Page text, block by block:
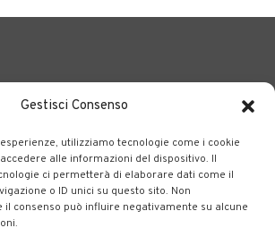
Gestisci Consenso
utilizziamo tecnologie come i cookie
alle informazioni del dispositivo. Il
ci permetterà di elaborare dati come il
o ID unici su questo sito. Non
consenso può influire negativamente su alcune
portale delle tre società Consortili
pubblico locale su tutto il territorio
bergamasco.